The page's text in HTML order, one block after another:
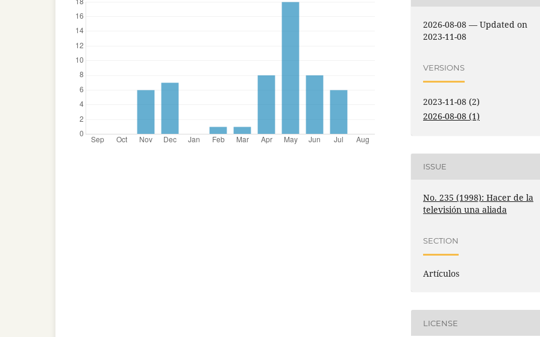
2026-08-08 — Updated on
2023-11-08
VERSIONS
2023-11-08 (2)
2026-08-08 (1)
ISSUE
No. 235 (1998): Hacer de la
televisión una aliada
SECTION
Artículos
LICENSE